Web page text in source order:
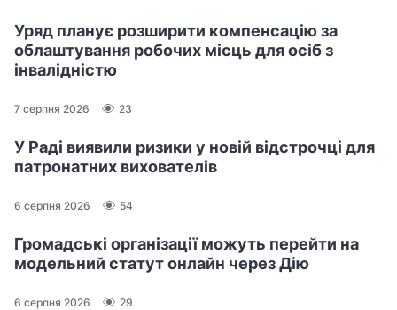
Уряд планує розширити компенсацію за
облаштування робочих місць для осіб з
інвалідністю
7 серпня 2026 23
У Раді виявили ризики у новій відстрочці для
патронатних вихователів
6 серпня 2026 54
Громадські організації можуть перейти на
модельний статут онлайн через Дію
6 серпня 2026 29